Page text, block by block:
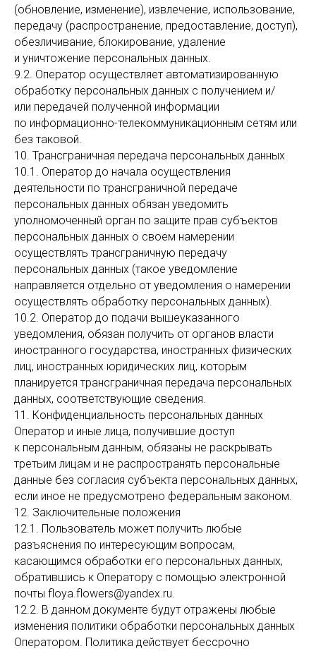
(обновление, изменение), извлечение, использование,
передачу (распространение, предоставление, доступ),
обезличивание, блокирование, удаление
и уничтожение персональных данных.
9.2. Оператор осуществляет автоматизированную
обработку персональных данных с получением и/
или передачей полученной информации
по информационно-телекоммуникационным сетям или
без таковой.
10. Трансграничная передача персональных данных
10.1. Оператор до начала осуществления
деятельности по трансграничной передаче
персональных данных обязан уведомить
уполномоченный орган по защите прав субъектов
персональных данных о своем намерении
осуществлять трансграничную передачу
персональных данных (такое уведомление
направляется отдельно от уведомления о намерении
осуществлять обработку персональных данных).
10.2. Оператор до подачи вышеуказанного
уведомления, обязан получить от органов власти
иностранного государства, иностранных физических
лиц, иностранных юридических лиц, которым
планируется трансграничная передача персональных
данных, соответствующие сведения.
11. Конфиденциальность персональных данных
Оператор и иные лица, получившие доступ
к персональным данным, обязаны не раскрывать
третьим лицам и не распространять персональные
данные без согласия субъекта персональных данных,
если иное не предусмотрено федеральным законом.
12. Заключительные положения
12.1. Пользователь может получить любые
разъяснения по интересующим вопросам,
касающимся обработки его персональных данных,
обратившись к Оператору с помощью электронной
почты floya.flowers@yandex.ru.
12.2. В данном документе будут отражены любые
изменения политики обработки персональных данных
Оператором. Политика действует бессрочно